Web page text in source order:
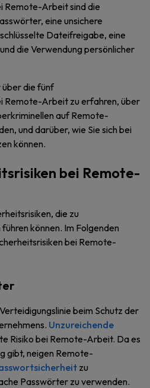
Remote-Arbeit sind die
eine unsichere
Dateifreigabe, eine
die Verwendung persönlicher
über die fünf
Remote-Arbeit zu erfahren, über
auf Remote-
und darüber, wie Sie sich bei
können.
bei Remote-
die zu
können. Im Folgenden
bei Remote-
beim Schutz der
Unzureichende
Risiko bei Remote-Arbeit. Da es
gibt, neigen Remote-
zu
Passwörter zu verwenden.